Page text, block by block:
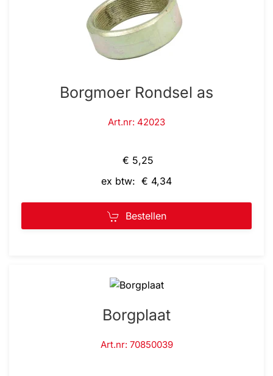
Borgmoer Rondsel as
Art.nr: 42023
€ 5,25
ex btw: € 4,34
Bestellen
Borgplaat
Art.nr: 70850039